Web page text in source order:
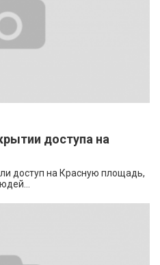
доступа на
доступ на Красную площадь,